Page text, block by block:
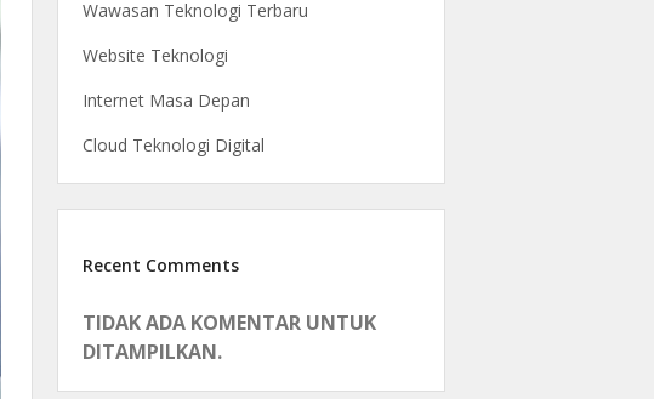
Wawasan Teknologi Terbaru
Website Teknologi
Internet Masa Depan
Cloud Teknologi Digital
Recent Comments
TIDAK ADA KOMENTAR UNTUK
DITAMPILKAN.